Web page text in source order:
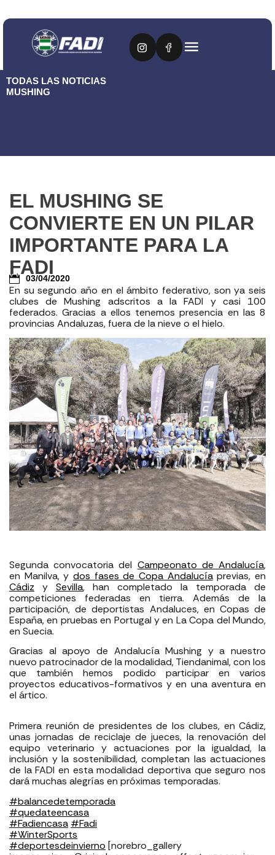
TODAS LAS NOTICIAS
MUSHING
EL MUSHING SE
CONVIERTE EN UN PILAR
IMPORTANTE PARA LA
FADI
03/04/2020
En su segundo año en el ámbito federativo, son ya seis
clubes de Mushing adscritos a la FADI y casi 100
federados. Gracias a ellos tenemos presencia en las 8
provincias Andaluzas, fuera de la nieve o el hielo.
Segunda convocatoria del Campeonato de Andalucía,
en Manilva, y dos fases de Copa Andalucíaprevias, en
Cádiz y Sevilla, han completado la temporada de
competiciones federadas en tierra. Además de la
participación, de deportistas Andaluces, en Copas de
España, en pruebas en Portugal y en La Copa del Mundo,
en Suecia.
Gracias al apoyo de Andalucía Mushing y a nuestro
nuevo patrocinador de la modalidad, Tiendanimal, con los
que también hemos podido participar en varios
proyectos educativos-formativos y en una aventura en
el ártico.
Primera reunión de presidentes de los clubes, en Cádiz,
unas jornadas de reciclaje de jueces, la renovación del
equipo veterinario y actuaciones por la igualdad, la
inclusión y la sostenibilidad, completan las actuaciones
de la FADI en esta modalidad deportiva que seguro nos
dará muchas alegrías en próximas temporadas.
#balancedetemporada
#quedateencasa
#Fadiencasa #Fadi
#WinterSports
#deportesdeinvierno [norebro_gallery